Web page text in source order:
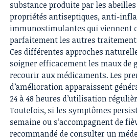
substance produite par les abeilles
propriétés antiseptiques, anti-
immunostimulantes qui viennent
parfaitement les autres
Ces différentes approches
soigner efficacement les maux de
recourir aux médicaments. Les
d’amélioration apparaissent
24 à 48 heures d’utilisation
Toutefois, si les symptômes
semaine ou s’accompagnent de
recommandé de consulter un